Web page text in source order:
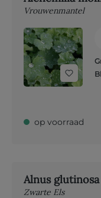
Vrouwenmantel
op voorraad
Zwarte Els